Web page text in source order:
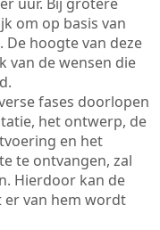
om op basis van
hoogte van deze
van de wensen die
fases doorlopen
het ontwerp, de
en het
te ontvangen, zal
Hierdoor kan de
van hem wordt